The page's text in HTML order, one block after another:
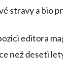
stravy a bio
editora
než deseti